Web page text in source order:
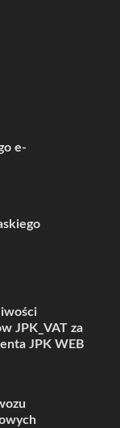
e-
JPK_VAT za
JPK WEB